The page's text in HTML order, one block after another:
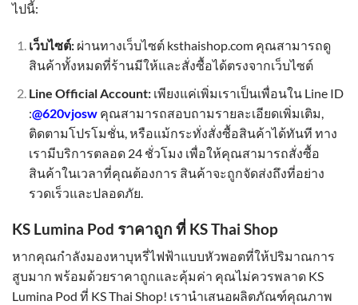
ไปนี้:
เว็บไซต์:ผ่านทางเว็บไซต์ ksthaishop.com คุณสามารถดู
สินค้าทั้งหมดที่ร้านมีให้และสั่งซื้อได้ตรงจากเว็บไซต์
Line Official Account:เพียงแค่เพิ่มเราเป็นเพื่อนใน Line ID
:@620vjosw คุณสามารถสอบถามรายละเอียดเพิ่มเติม,
ติดตามโปรโมชั่น, หรือแม้กระทั่งสั่งซื้อสินค้าได้ทันที ทาง
เรามีบริการตลอด 24 ชั่วโมง เพื่อให้คุณสามารถสั่งซื้อ
สินค้าในเวลาที่คุณต้องการ สินค้าจะถูกจัดส่งถึงที่อย่าง
รวดเร็วและปลอดภัย.
KS Lumina Pod ราคาถูก ที่ KS Thai Shop
หากคุณกำลังมองหาบุหรี่ไฟฟ้าแบบหัวพอตที่ให้ปริมาณการ
สูบมาก พร้อมด้วยราคาถูกและคุ้มค่า คุณไม่ควรพลาด KS
Lumina Pod ที่ KS Thai Shop! เรานำเสนอผลิตภัณฑ์คุณภาพ